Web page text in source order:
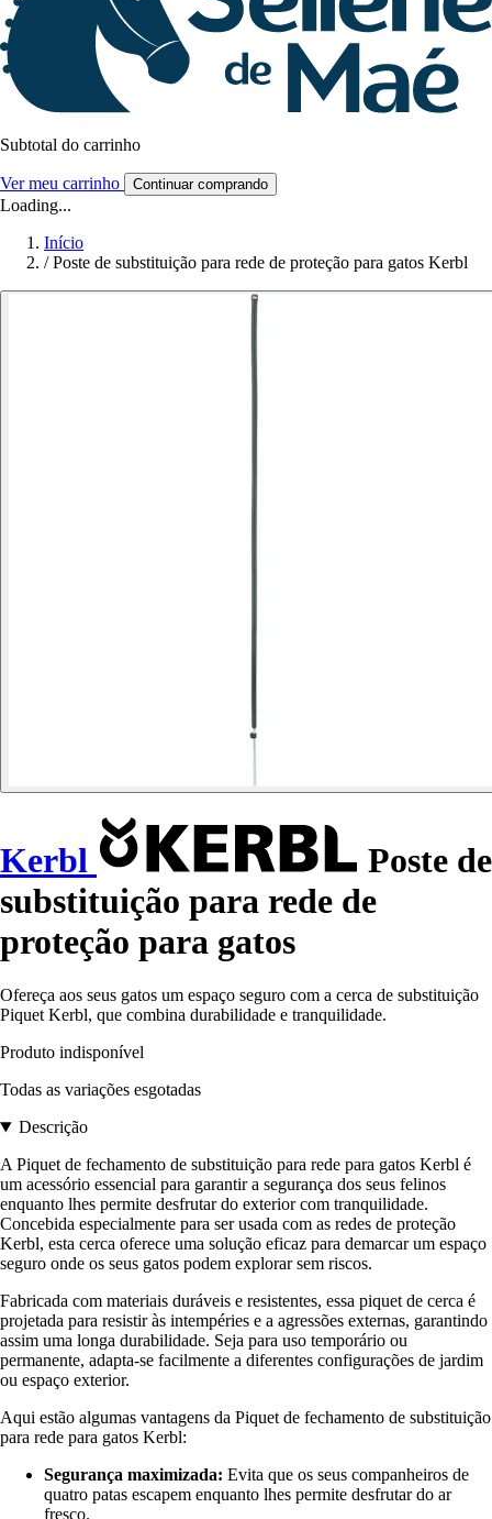
Subtotal do carrinho
Ver meu carrinho Continuar comprando
Loading...
Início
/ Poste de substituição para rede de proteção para gatos Kerbl
Kerbl
Poste de
substituição para rede de
proteção para gatos
Ofereça aos seus gatos um espaço seguro com a cerca de substituição
Piquet Kerbl, que combina durabilidade e tranquilidade.
Produto indisponível
Todas as variações esgotadas
Descrição
A Piquet de fechamento de substituição para rede para gatos Kerbl é
um acessório essencial para garantir a segurança dos seus felinos
enquanto lhes permite desfrutar do exterior com tranquilidade.
Concebida especialmente para ser usada com as redes de proteção
Kerbl, esta cerca oferece uma solução eficaz para demarcar um espaço
seguro onde os seus gatos podem explorar sem riscos.
Fabricada com materiais duráveis e resistentes, essa piquet de cerca é
projetada para resistir às intempéries e a agressões externas, garantindo
assim uma longa durabilidade. Seja para uso temporário ou
permanente, adapta-se facilmente a diferentes configurações de jardim
ou espaço exterior.
Aqui estão algumas vantagens da Piquet de fechamento de substituição
para rede para gatos Kerbl:
Segurança maximizada: Evita que os seus companheiros de
quatro patas escapem enquanto lhes permite desfrutar do ar
fresco.